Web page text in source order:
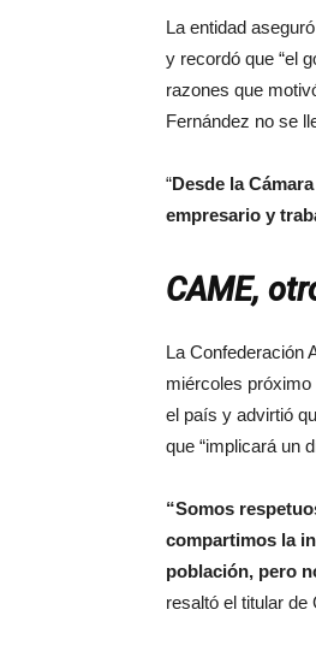
La entidad
y recordó que “el
razones que
Fernández no se
“Desde la
empresario y
CAME,
La Confederación
miércoles
el país y advirtió
que “implicará un
“Somos
compartimos la
población, pero
resaltó el titular de